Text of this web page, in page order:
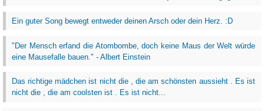
Ein guter Song bewegt entweder deinen Arsch oder dein Herz. :D
"Der Mensch erfand die Atombombe, doch keine Maus der Welt würde
eine Mausefalle bauen." - Albert Einstein
Das richtige mädchen ist nicht die , die am schönsten aussieht . Es ist
nicht die , die am coolsten ist . Es ist nicht...